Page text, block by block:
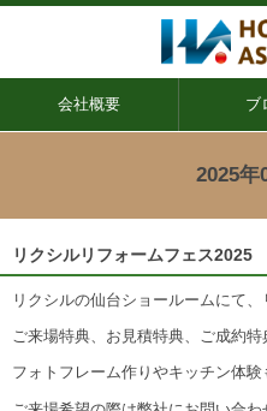
会社概要 ブ
2025年
リクシルリフォームフェス2025
リクシルの仙台ショールームにて、
ご来場特典、お見積特典、ご成約特
フォトフレーム作りやキッチン体験